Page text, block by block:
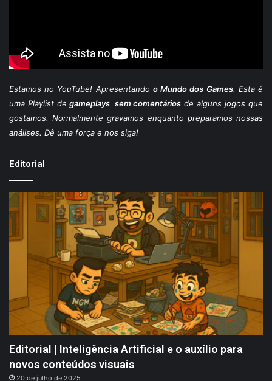
Estamosno YouTube! Apresentando o Mundo dos Games. Esta é
uma Playlist de gameplays sem comentários de alguns jogos que
gostamos. Normalmente gravamos enquanto preparamos nossas
análises. Dê uma força e nos siga!
Editorial
Editorial | Inteligência Artificial e o auxílio para
novos conteúdos visuais
20 de julho de 2025